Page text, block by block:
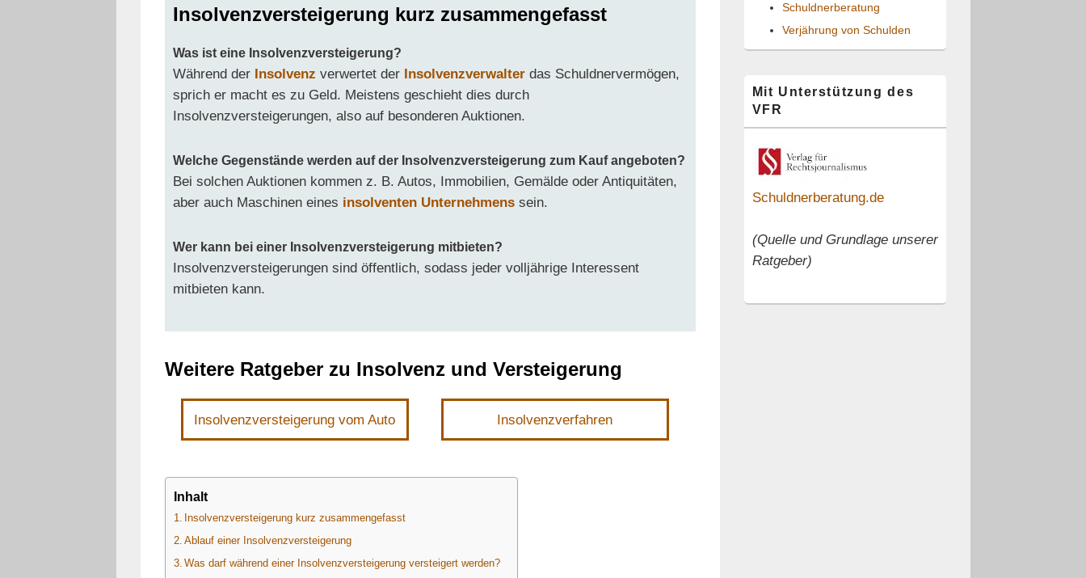
Insolvenzversteigerung kurz zusammengefasst
Was ist eine Insolvenzversteigerung?
Während der Insolvenz verwertet der Insolvenzverwalterdas Schuldnervermögen,
sprich er macht es zu Geld. Meistens geschieht dies durch
Insolvenzversteigerungen, also auf besonderen Auktionen.
Welche Gegenstände werden auf der Insolvenzversteigerung zum Kauf angeboten?
Bei solchen Auktionen kommen z. B. Autos, Immobilien, Gemälde oder Antiquitäten,
aber auch Maschinen eines insolventen Unternehmenssein.
Wer kann bei einer Insolvenzversteigerung mitbieten?
Insolvenzversteigerungen sind öffentlich, sodass jeder volljährige Interessent
mitbieten kann.
Weitere Ratgeber zu Insolvenz und Versteigerung
Insolvenzversteigerung vom Auto Insolvenzverfahren
Inhalt
Insolvenzversteigerung kurz zusammengefasst
Ablauf einer Insolvenzversteigerung
Was darf während einer Insolvenzversteigerung versteigert werden?
Schuldnerberatung
Verjährung von Schulden
Mit Unterstützung des
VFR
Schuldnerberatung.de
(Quelle und Grundlage unserer
Ratgeber)